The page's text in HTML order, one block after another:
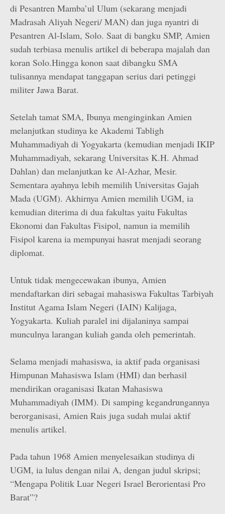
di Pesantren Mamba’ul Ulum (sekarang menjadi
Madrasah Aliyah Negeri/ MAN) dan juga nyantri di
Pesantren Al-Islam, Solo. Saat di bangku SMP, Amien
sudah terbiasa menulis artikel di beberapa majalah dan
koran Solo.Hingga konon saat dibangku SMA
tulisannya mendapat tanggapan serius dari petinggi
militer Jawa Barat.
Setelah tamat SMA, Ibunya menginginkan Amien
melanjutkan studinya ke Akademi Tabligh
Muhammadiyah di Yogyakarta (kemudian menjadi IKIP
Muhammadiyah, sekarang Universitas K.H. Ahmad
Dahlan) dan melanjutkan ke Al-Azhar, Mesir.
Sementara ayahnya lebih memilih Universitas Gajah
Mada (UGM). Akhirnya Amien memilih UGM, ia
kemudian diterima di dua fakultas yaitu Fakultas
Ekonomi dan Fakultas Fisipol, namun ia memilih
Fisipol karena ia mempunyai hasrat menjadi seorang
diplomat.
Untuk tidak mengecewakan ibunya, Amien
mendaftarkan diri sebagai mahasiswa Fakultas Tarbiyah
Institut Agama Islam Negeri (IAIN) Kalijaga,
Yogyakarta. Kuliah paralel ini dijalaninya sampai
munculnya larangan kuliah ganda oleh pemerintah.
Selama menjadi mahasiswa, ia aktif pada organisasi
Himpunan Mahasiswa Islam (HMI) dan berhasil
mendirikan oraganisasi Ikatan Mahasiswa
Muhammadiyah (IMM). Di samping kegandrungannya
berorganisasi, Amien Rais juga sudah mulai aktif
menulis artikel.
Pada tahun 1968 Amien menyelesaikan studinya di
UGM, ia lulus dengan nilai A, dengan judul skripsi;
“Mengapa Politik Luar Negeri Israel Berorientasi Pro
Barat”?